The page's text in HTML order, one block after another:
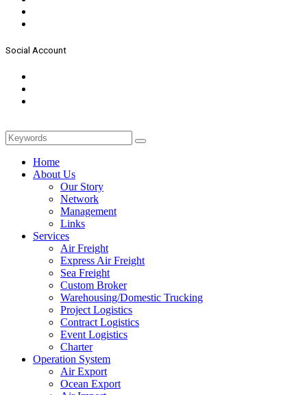
Social Account
Home
About Us
Our Story
Network
Management
Links
Services
Air Freight
Express Air Freight
Sea Freight
Custom Broker
Warehousing/Domestic Trucking
Project Logistics
Contract Logistics
Event Logistics
Charter
Operation System
Air Export
Ocean Export